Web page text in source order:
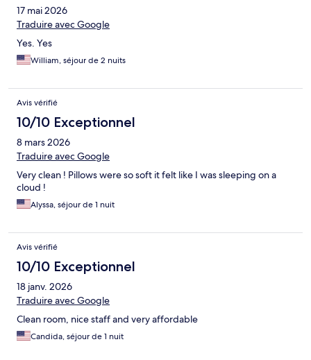
17 mai 2026
Traduire avec Google
Yes. Yes
William, séjour de 2 nuits
Avis vérifié
10/10 Exceptionnel
8 mars 2026
Traduire avec Google
Very clean ! Pillows were so soft it felt like I was sleeping on a
cloud !
Alyssa, séjour de 1 nuit
Avis vérifié
10/10 Exceptionnel
18 janv. 2026
Traduire avec Google
Clean room, nice staff and very affordable
Candida, séjour de 1 nuit